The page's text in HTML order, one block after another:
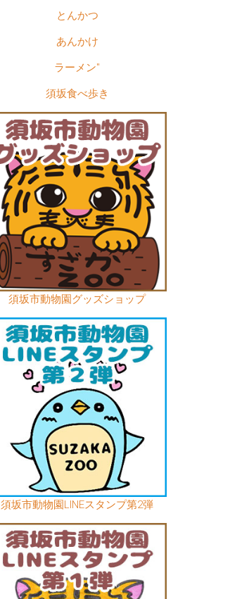
とんかつ
あんかけ
ラーメン"
須坂食べ歩き
須坂市動物園グッズショップ
須坂市動物園LINEスタンプ第2弾